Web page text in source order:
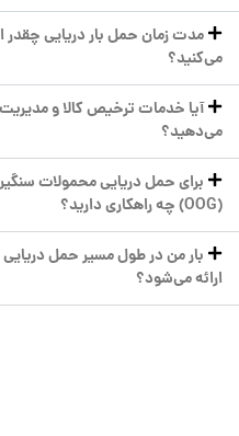
مدت زمان حمل بار دریایی چقدر
می‌کنید؟
آیا خدمات ترخیص کالا و مدیریت
می‌دهید؟
برای حمل دریایی محمولات
(OOG) چه راهکاری دارید؟
بار من در طول مسیر حمل
ارائه می‌شود؟